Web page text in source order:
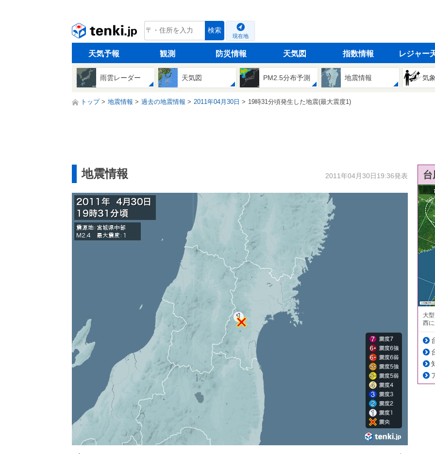
tenki.jp 検索
現在地
天気予報 観測 防災情報 天気図 指数情報 レジャー
雨雲レーダー 天気図 PM2.5分布予測 地震情報 気
トップ 地震情報 過去の地震情報 2011年04月30日 19時31分頃発生した地震(最大震度1)
地震情報 2011年04月30日19:36発表
大
西